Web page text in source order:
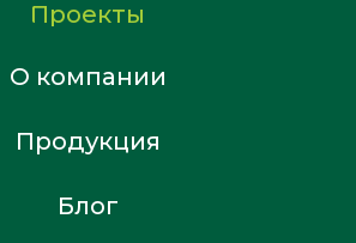
Продукция
Блог
О компании
Проекты